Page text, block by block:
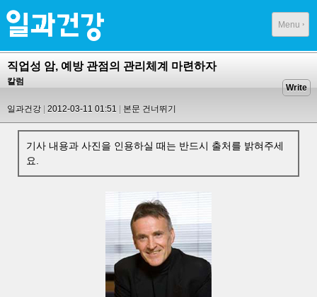
Menu
직업성 암, 예방 관점의 관리체계 마련하자
칼럼
일과건강 2012-03-11 01:51 본문 건너뛰기
Write
기사 내용과 사진을 인용하실 때는 반드시 출처를 밝혀주세
요.